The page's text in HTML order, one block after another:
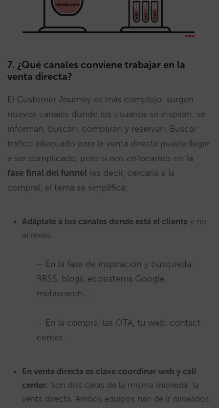
7. ¿Qué canales conviene trabajar en la
venta directa?
El Customer Journey es más complejo: surgen
nuevos canales donde los usuarios se inspiran, se
informan, buscan, comparan y reservan. Buscar
tráfico adecuado para la venta directa puede llegar
a ser complicado, pero si nos enfocamos en la
fase final del funnel (es decir, cercana a la
compra), el tema se simplifica:
Adáptate a los canales donde está el cliente y no
al revés:
– En la fase de inspiración y búsqueda:
RRSS, blogs, ecosistema Google,
metasearch…
– En la compra: las OTA, tu web, contact
center…
En venta directa es clave coordinar web y call
center . Son dos caras de la misma moneda: la
venta directa. Ambos equipos han de ir alineados